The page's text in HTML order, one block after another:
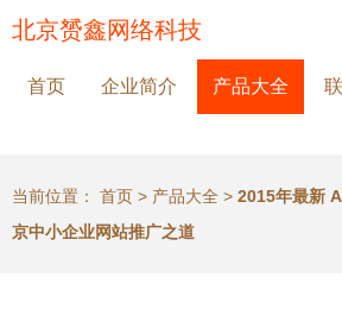
北京赟鑫网络科技
首页 企业简介 产品大全
当前位置： 首页 > 产品大全 > 2015年最新
京中小企业网站推广之道